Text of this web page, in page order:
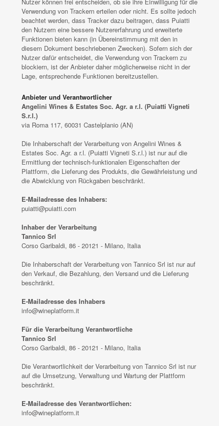
Verwendung von Trackern erteilen oder nicht. Es sollte jedoch
beachtet werden, dass Tracker dazu beitragen, dass Puiatti
den Nutzern eine bessere Nutzererfahrung und erweiterte
Funktionen bieten kann (in Übereinstimmung mit den in
diesem Dokument beschriebenen Zwecken). Sofern sich der
Nutzer dafür entscheidet, die Verwendung von Trackern zu
blockiern, ist der Anbieter daher möglicherweise nicht in der
Lage, entsprechende Funktionen bereitzustellen.
Anbieter und Verantwortlicher
Angelini Wines & Estates Soc. Agr. a r.l. (Puiatti Vigneti
S.r.l.)
via Roma 117, 60031 Castelplanio (AN)
Die Inhaberschaft der Verarbeitung von Angelini Wines &
Estates Soc. Agr. a r.l. (Puiatti Vigneti S.r.l.) ist nur auf die
Ermittlung der technisch-funktionalen Eigenschaften der
Plattform, die Lieferung des Produkts, die Gewährleistung und
die Abwicklung von Rückgaben beschränkt.
E-Mailadresse des Inhabers:
puiatti@puiatti.com
Inhaber der Verarbeitung
Tannico Srl
Corso Garibaldi, 86 - 20121 - Milano, Italia
Die Inhaberschaft der Verarbeitung von Tannico Srl ist nur auf
den Verkauf, die Bezahlung, den Versand und die Lieferung
beschränkt.
E-Mailadresse des Inhabers
info@wineplatform.it
Für die Verarbeitung Verantwortliche
Tannico Srl
Corso Garibaldi, 86 - 20121 - Milano, Italia
Die Verantwortlichkeit der Verarbeitung von Tannico Srl ist nur
auf die Umsetzung, Verwaltung und Wartung der Plattform
beschränkt.
E-Mailadresse des Verantwortlichen:
info@wineplatform.it